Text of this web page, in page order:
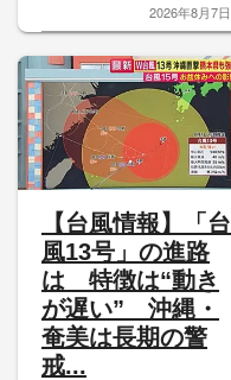
2026年8月7日
【台風情報】「台
風13号」の進路
は 特徴は“動き
が遅い” 沖縄・
奄美は長期の警
戒...